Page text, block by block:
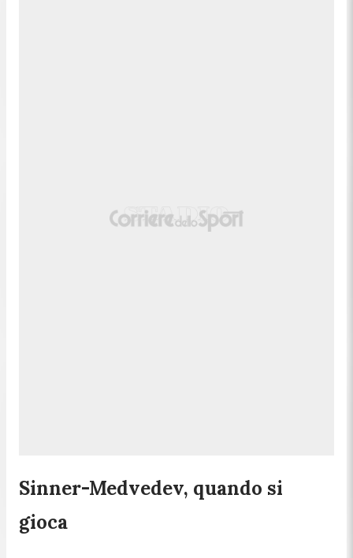
Sinner-Medvedev, quando si
gioca